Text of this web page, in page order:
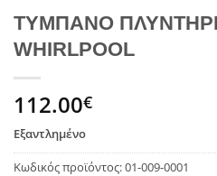
ΤΥΜΠΑΝΟ
WHIRLPOOL
112.00€
Εξαντλημένο
Κωδικός προϊόντος:01-009-0001